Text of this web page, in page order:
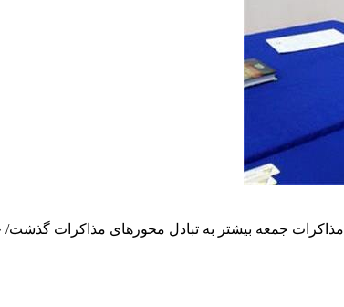
مذاکرات جمعه بیشتر به تبادل محورهای مذاکرات گذشت/